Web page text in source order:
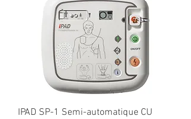
IPAD SP-1 Semi-automatique CU